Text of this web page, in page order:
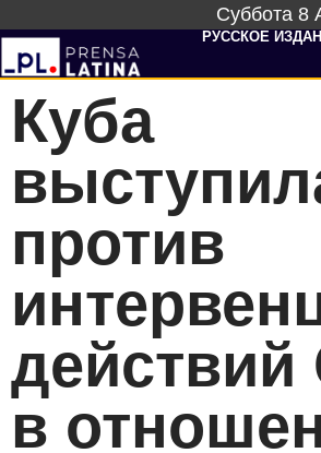
Суббота 8
РУССКОЕ
Куба
против
в